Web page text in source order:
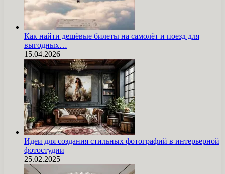
Как найти дешёвые билеты на самолёт и поезд для
выгодных…
15.04.2026
Идеи для создания стильных фотографий в интерьерной
фотостудии
25.02.2025